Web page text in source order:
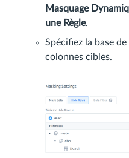
Masquage
une Règle.
Spécifiez la base
colonnes cibles.